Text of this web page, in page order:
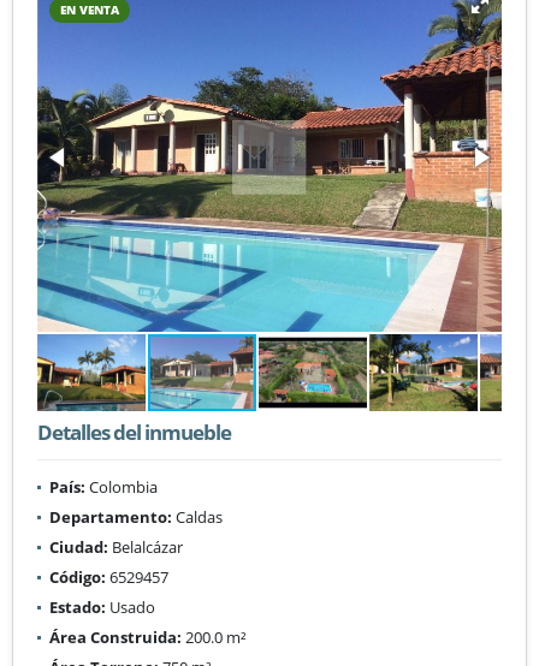
EN VENTA
Detalles del inmueble
País: Colombia
Departamento: Caldas
Ciudad: Belalcázar
Código: 6529457
Estado: Usado
Área Construida: 200.0 m²